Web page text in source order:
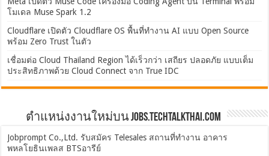
โมเดล Muse Spark 1.2
Cloudflare เปิดตัว Cloudflare OS พื้นที่ทำงาน AI แบบ Open Source
พร้อม Zero Trust ในตัว
เชื่อมต่อ Cloud Thailand Region ได้เร็วกว่า เสถียร ปลอดภัย แบบเต็ม
ประสิทธิภาพด้วย Cloud Connect จาก True IDC
ตำแหน่งงานใหม่บน Jobs.TechTalkThai.com
Jobprompt Co.,Ltd. รับสมัคร Telesales สถานที่ทำงาน อาคาร
พหลโยธินเพลส BTSอารีย์